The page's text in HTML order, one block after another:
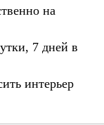
на
7 дней в
интерьер